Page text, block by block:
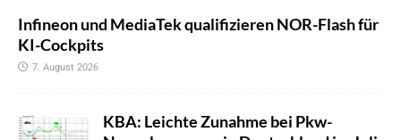
Infineon und MediaTek qualifizieren NOR-Flash für
KI-Cockpits
7. August 2026
KBA: Leichte Zunahme bei Pkw-